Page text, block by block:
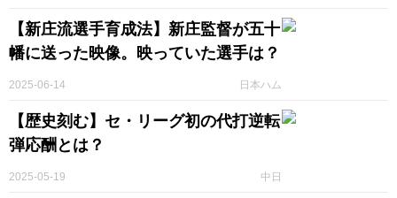
【新庄流選手育成法】新庄監督が五十
幡に送った映像。映っていた選手は？
日本ハム
2025-06-14
【歴史刻む】セ・リーグ初の代打逆転
弾応酬とは？
中日
2025-05-19